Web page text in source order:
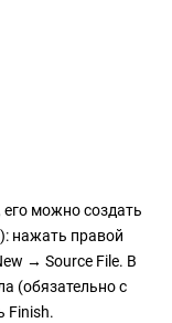
его можно создать
нажать правой
→ Source File. В
(обязательно с
Finish.